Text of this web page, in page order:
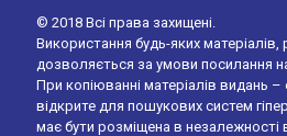
© 2018 Всі права захищені.
Використання будь-яких матеріалів,
дозволяється за умови посилання
При копіюванні матеріалів видань
відкрите для пошукових систем
має бути розміщена в незалежності